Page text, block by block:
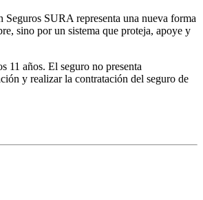
SURA representa una nueva forma
sino por un sistema que proteja, apoye y
11 años. El seguro no presenta
y realizar la contratación del seguro de